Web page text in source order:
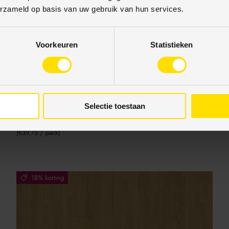
op basis van uw gebruik van hun services.
Voorkeuren Statistieken
Selectie toestaan
Douwes Dekker
Douwes Dekker Spontaan Plank Dille, landelijk
donker eiken zonder velling
€16,42 €18,59
Eenheid prijs
€39,75/pack
18% korting